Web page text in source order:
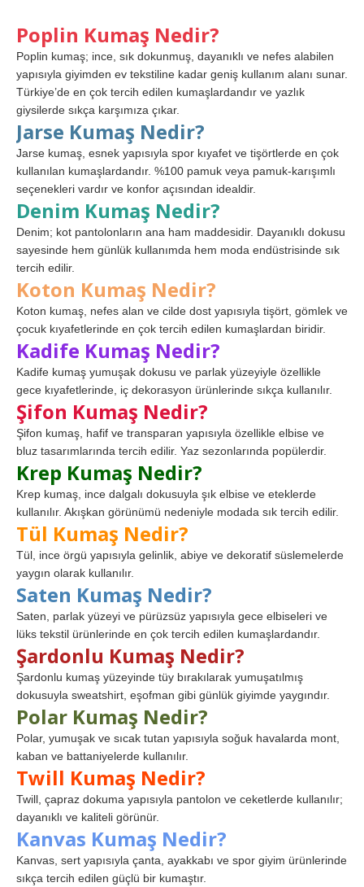
Poplin Kumaş Nedir?
Poplin kumaş; ince, sık dokunmuş, dayanıklı ve nefes alabilen
yapısıyla giyimden ev tekstiline kadar geniş kullanım alanı sunar.
Türkiye’de en çok tercih edilen kumaşlardandır ve yazlık
giysilerde sıkça karşımıza çıkar.
Jarse Kumaş Nedir?
Jarse kumaş, esnek yapısıyla spor kıyafet ve tişörtlerde en çok
kullanılan kumaşlardandır. %100 pamuk veya pamuk-karışımlı
seçenekleri vardır ve konfor açısından idealdir.
Denim Kumaş Nedir?
Denim; kot pantolonların ana ham maddesidir. Dayanıklı dokusu
sayesinde hem günlük kullanımda hem moda endüstrisinde sık
tercih edilir.
Koton Kumaş Nedir?
Koton kumaş, nefes alan ve cilde dost yapısıyla tişört, gömlek ve
çocuk kıyafetlerinde en çok tercih edilen kumaşlardan biridir.
Kadife Kumaş Nedir?
Kadife kumaş yumuşak dokusu ve parlak yüzeyiyle özellikle
gece kıyafetlerinde, iç dekorasyon ürünlerinde sıkça kullanılır.
Şifon Kumaş Nedir?
Şifon kumaş, hafif ve transparan yapısıyla özellikle elbise ve
bluz tasarımlarında tercih edilir. Yaz sezonlarında popülerdir.
Krep Kumaş Nedir?
Krep kumaş, ince dalgalı dokusuyla şık elbise ve eteklerde
kullanılır. Akışkan görünümü nedeniyle modada sık tercih edilir.
Tül Kumaş Nedir?
Tül, ince örgü yapısıyla gelinlik, abiye ve dekoratif süslemelerde
yaygın olarak kullanılır.
Saten Kumaş Nedir?
Saten, parlak yüzeyi ve pürüzsüz yapısıyla gece elbiseleri ve
lüks tekstil ürünlerinde en çok tercih edilen kumaşlardandır.
Şardonlu Kumaş Nedir?
Şardonlu kumaş yüzeyinde tüy bırakılarak yumuşatılmış
dokusuyla sweatshirt, eşofman gibi günlük giyimde yaygındır.
Polar Kumaş Nedir?
Polar, yumuşak ve sıcak tutan yapısıyla soğuk havalarda mont,
kaban ve battaniyelerde kullanılır.
Twill Kumaş Nedir?
Twill, çapraz dokuma yapısıyla pantolon ve ceketlerde kullanılır;
dayanıklı ve kaliteli görünür.
Kanvas Kumaş Nedir?
Kanvas, sert yapısıyla çanta, ayakkabı ve spor giyim ürünlerinde
sıkça tercih edilen güçlü bir kumaştır.